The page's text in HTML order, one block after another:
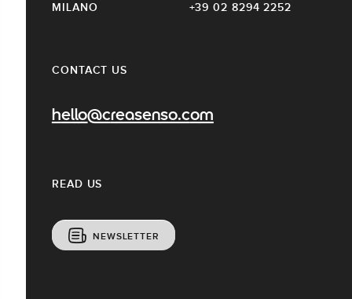
CONTACT US
hello@creasenso.com
READ US
NEWSLETTER
MILANO
+39 02 8294 2252